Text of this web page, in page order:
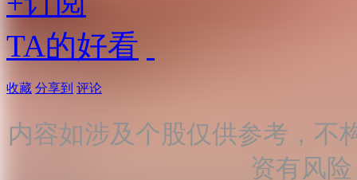
TA的好看
收藏 分享到 评论
内容如涉及个股仅供参考，不
资有风